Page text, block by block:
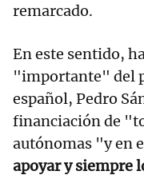
remarcado.
En este sentido,
"importante" del
español, Pedro
financiación de
autónomas "y en
apoyar y siempre